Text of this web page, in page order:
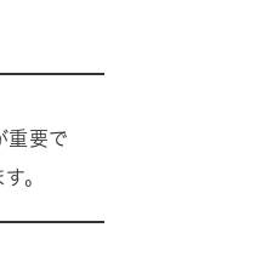
重要で
。